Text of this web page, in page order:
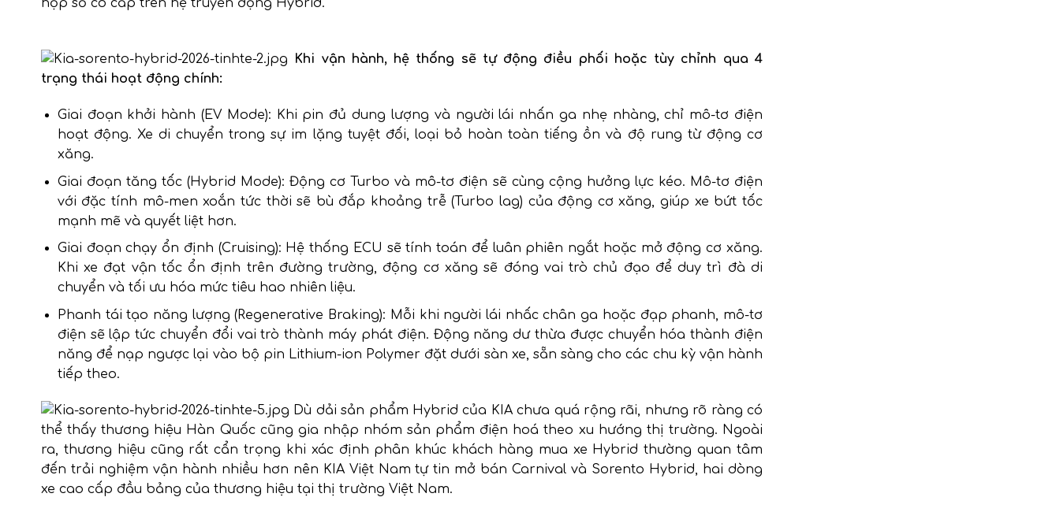
hộp số có cấp trên hệ truyền động Hybrid.
Khi vận hành, hệ thống sẽ tự động điều phối hoặc tùy chỉnh qua 4
trạng thái hoạt động chính:
Giai đoạn khởi hành (EV Mode): Khi pin đủ dung lượng và người lái nhấn ga nhẹ nhàng, chỉ mô-tơ điện
hoạt động. Xe di chuyển trong sự im lặng tuyệt đối, loại bỏ hoàn toàn tiếng ồn và độ rung từ động cơ
xăng.
Giai đoạn tăng tốc (Hybrid Mode): Động cơ Turbo và mô-tơ điện sẽ cùng cộng hưởng lực kéo. Mô-tơ điện
với đặc tính mô-men xoắn tức thời sẽ bù đắp khoảng trễ (Turbo lag) của động cơ xăng, giúp xe bứt tốc
mạnh mẽ và quyết liệt hơn.
Giai đoạn chạy ổn định (Cruising): Hệ thống ECU sẽ tính toán để luân phiên ngắt hoặc mở động cơ xăng.
Khi xe đạt vận tốc ổn định trên đường trường, động cơ xăng sẽ đóng vai trò chủ đạo để duy trì đà di
chuyển và tối ưu hóa mức tiêu hao nhiên liệu.
Phanh tái tạo năng lượng (Regenerative Braking): Mỗi khi người lái nhấc chân ga hoặc đạp phanh, mô-tơ
điện sẽ lập tức chuyển đổi vai trò thành máy phát điện. Động năng dư thừa được chuyển hóa thành điện
năng để nạp ngược lại vào bộ pin Lithium-ion Polymer đặt dưới sàn xe, sẵn sàng cho các chu kỳ vận hành
tiếp theo.
Dù dải sản phẩm Hybrid của KIA chưa quá rộng rãi, nhưng rõ ràng có
thể thấy thương hiệu Hàn Quốc cũng gia nhập nhóm sản phẩm điện hoá theo xu hướng thị trường. Ngoài
ra, thương hiệu cũng rất cẩn trọng khi xác định phân khúc khách hàng mua xe Hybrid thường quan tâm
đến trải nghiệm vận hành nhiều hơn nên KIA Việt Nam tự tin mở bán Carnival và Sorento Hybrid, hai dòng
xe cao cấp đầu bảng của thương hiệu tại thị trường Việt Nam.